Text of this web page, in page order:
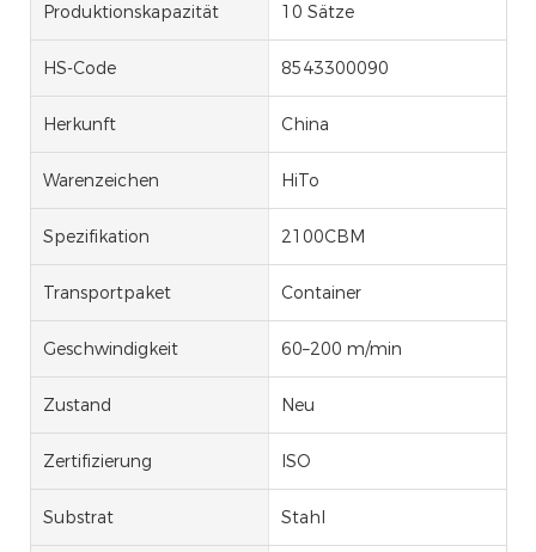
Produktionskapazität 10 Sätze
HS-Code 8543300090
Herkunft China
Warenzeichen HiTo
Spezifikation 2100CBM
Transportpaket Container
Geschwindigkeit 60–200 m/min
Zustand Neu
Zertifizierung ISO
Substrat Stahl